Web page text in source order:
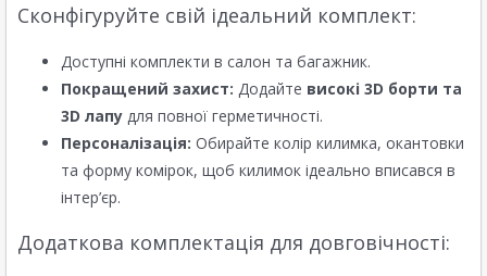
Сконфігуруйте свій ідеальний комплект:
Доступні комплекти в салон та багажник.
Покращений захист: Додайте високі 3D борти та
3D лапу для повної герметичності.
Персоналізація: Обирайте колір килимка, окантовки
та форму комірок, щоб килимок ідеально вписався в
інтер’єр.
Додаткова комплектація для довговічності: